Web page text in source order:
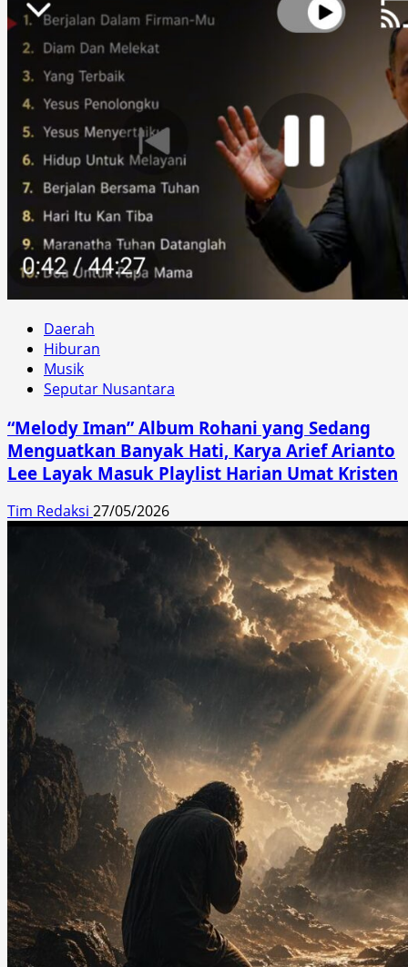
Daerah
Hiburan
Musik
Seputar Nusantara
“Melody Iman” Album Rohani yang Sedang
Menguatkan Banyak Hati, Karya Arief Arianto
Lee Layak Masuk Playlist Harian Umat Kristen
Tim Redaksi 27/05/2026